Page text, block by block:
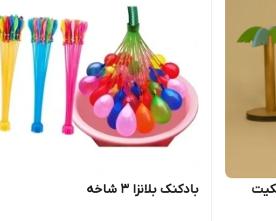
بادکنک بلانزا ۳ شاخه